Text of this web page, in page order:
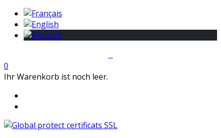
0
Ihr Warenkorb ist noch leer.